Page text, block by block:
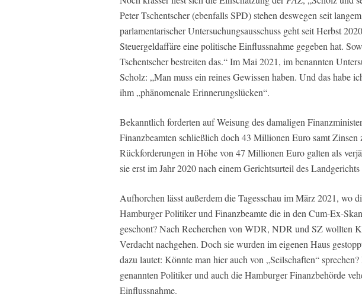
Peter Tschentscher (ebenfalls SPD) stehen deswegen seit
parlamentarischer Untersuchungsausschuss geht seit Herbst
Steuergeldaffäre eine politische Einflussnahme gegeben hat.
Tschentscher bestreiten das.“ Im Mai 2021, im benannten
Scholz: „Man muss ein reines Gewissen haben. Und das habe
ihm „phänomenale Erinnerungslücken“.
Bekanntlich forderten auf Weisung des damaligen
Finanzbeamten schließlich doch 43 Millionen Euro samt Zinsen
Rückforderungen in Höhe von 47 Millionen Euro galten als
sie erst im Jahr 2020 nach einem Gerichtsurteil des
Aufhorchen lässt außerdem die Tagesschau im März 2021, wo
Hamburger Politiker und Finanzbeamte die in den Cum-Ex-
geschont? Nach Recherchen von WDR, NDR und SZ wollten
Verdacht nachgehen. Doch sie wurden im eigenen Haus
dazu lautet: Könnte man hier auch von „Seilschaften“
genannten Politiker und auch die Hamburger Finanzbehörde
Einflussnahme.